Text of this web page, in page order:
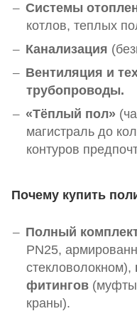
Системы
котлов, теплых
Канализация
Вентиляция и
трубопроводы.
«Тёплый пол»
магистраль до
контуров
Почему купить
Полный
PN25,
стекловолокном),
фитингов
краны).